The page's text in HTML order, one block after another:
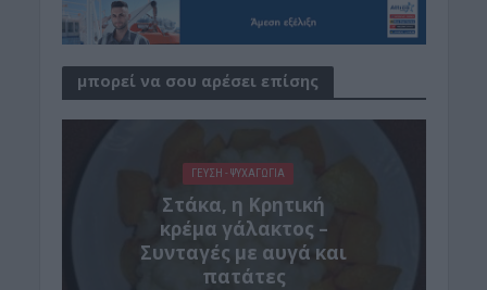
μπορεί να σου αρέσει επίσης
ΓΕΎΣΗ - ΨΥΧΑΓΩΓΊΑ
Στάκα, η Κρητική
κρέμα γάλακτος –
Συνταγές με αυγά και
πατάτες